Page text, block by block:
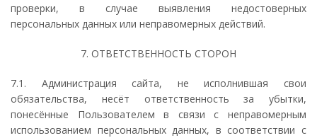
проверки, в случае выявления недостоверных
персональных данных или неправомерных действий.
7. ОТВЕТСТВЕННОСТЬ СТОРОН
7.1. Администрация сайта, не исполнившая свои
обязательства, несёт ответственность за убытки,
понесённые Пользователем в связи с неправомерным
использованием персональных данных, в соответствии с